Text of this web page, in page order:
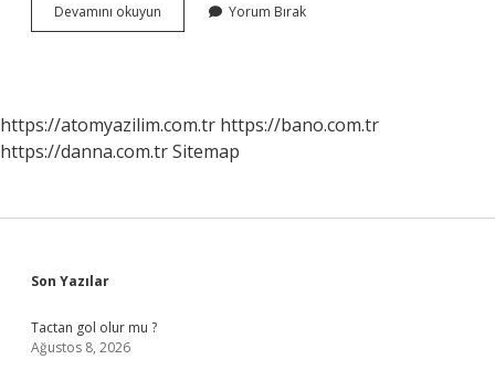
Devamını okuyun Küreselleşmenin
Toplumsal
Yorum Bırak
https://atomyazilim.com.tr https://bano.com.tr
https://danna.com.trSitemap
Sidebar
Son Yazılar
Tactan gol olur mu ?
Ağustos 8, 2026